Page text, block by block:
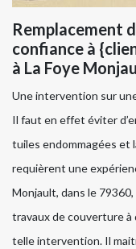
Remplacement
confiance à
à La Foye
Une intervention sur
Il faut en effet éviter
tuiles endommagées et
requièrent une
Monjault, dans le
travaux de couverture à
telle intervention. Il